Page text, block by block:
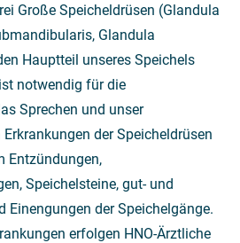
Große Speicheldrüsen (Glandula
Glandula
Hauptteil unseres Speichels
notwendig für die
Sprechen und unser
der Speicheldrüsen
Entzündungen,
Speichelsteine, gut- und
Einengungen der Speichelgänge.
erfolgen HNO-Ärztliche